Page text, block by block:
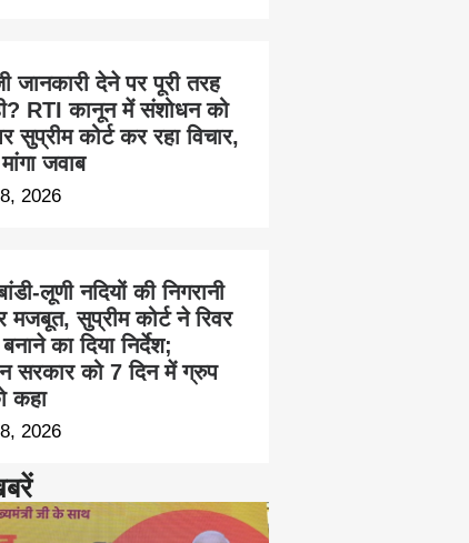
जानकारी देने पर पूरी तरह
RTI कानून में संशोधन को
सुप्रीम कोर्ट कर रहा विचार,
जवाब
2026
लूणी नदियों की निगरानी
मजबूत, सुप्रीम कोर्ट ने रिवर
का दिया निर्देश;
सरकार को 7 दिन में ग्रुप
कहा
2026